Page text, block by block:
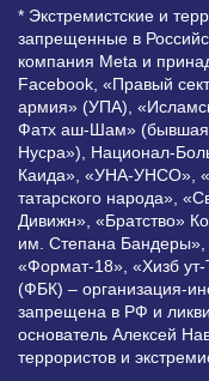
* Экстремистские и
запрещенные в
компания Meta и
Facebook, «Правый
армия» (УПА),
Фатх аш-Шам» (бывшая
Нусра»), Национал-
Каида», «УНА-УНСО»,
татарского народа»,
Дивижн», «Братство»
им. Степана
«Формат-18», «Хизб
(ФБК) – организация-
запрещена в РФ и
основатель Алексей
террористов и